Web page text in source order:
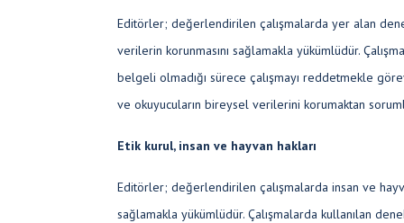
Editörler; değerlendirilen çalışmalarda yer alan
verilerin korunmasını sağlamakla yükümlüdür.
belgeli olmadığı sürece çalışmayı reddetmekle
ve okuyucuların bireysel verilerini korumaktan
Etik kurul, insan ve hayvan hakları
Editörler; değerlendirilen çalışmalarda insan ve
sağlamakla yükümlüdür. Çalışmalarda kullanılan